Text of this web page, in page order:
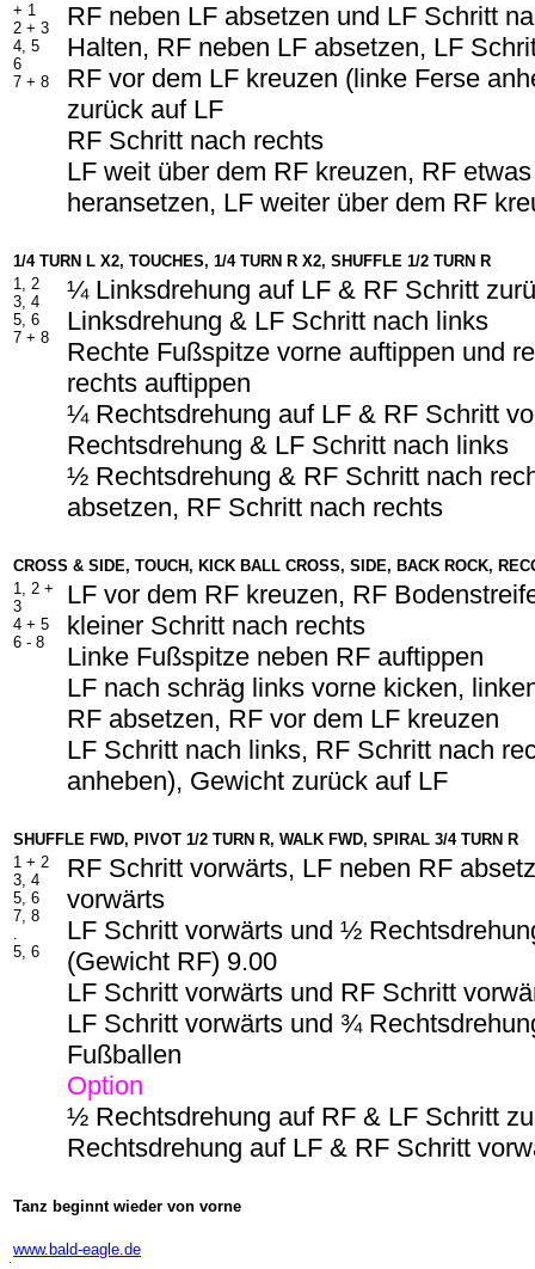
+ 1
2 + 3
4, 5
6
7 + 8
RF neben LF absetzen und LF Schritt
Halten, RF neben LF absetzen, LF
RF vor dem LF kreuzen (linke Ferse
zurück auf LF
RF Schritt nach rechts
LF weit über dem RF kreuzen, RF
heransetzen, LF weiter über dem RF
1/4 TURN L X2, TOUCHES, 1/4 TURN R X2, SHUFFLE 1/2 TURN R
1, 2
3, 4
5, 6
7 + 8
¼ Linksdrehung auf LF & RF Schritt
Linksdrehung & LF Schritt nach links
Rechte Fußspitze vorne auftippen und
rechts auftippen
¼ Rechtsdrehung auf LF & RF Schritt
Rechtsdrehung & LF Schritt nach links
½ Rechtsdrehung & RF Schritt nach
absetzen, RF Schritt nach rechts
CROSS & SIDE, TOUCH, KICK BALL CROSS, SIDE, BACK ROCK,
1, 2 +
3
4 + 5
6 - 8
LF vor dem RF kreuzen, RF
kleiner Schritt nach rechts
Linke Fußspitze neben RF auftippen
LF nach schräg links vorne kicken,
RF absetzen, RF vor dem LF kreuzen
LF Schritt nach links, RF Schritt nach
anheben), Gewicht zurück auf LF
SHUFFLE FWD, PIVOT 1/2 TURN R, WALK FWD, SPIRAL 3/4 TURN R
1 + 2
3, 4
5, 6
7, 8
.
5, 6
RF Schritt vorwärts, LF neben RF
vorwärts
LF Schritt vorwärts und ½
(Gewicht RF) 9.00
LF Schritt vorwärts und RF Schritt
LF Schritt vorwärts und ¾
Fußballen
Option
½ Rechtsdrehung auf RF & LF Schritt
Rechtsdrehung auf LF & RF Schritt
Tanz beginnt wieder von vorne
www.bald-eagle.de